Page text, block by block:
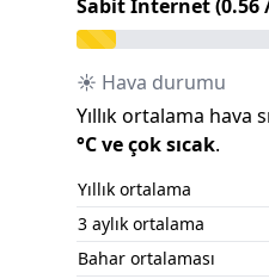
Sabit Internet (0.56
☀️ Hava durumu
Yıllık ortalama hava
°C veçok sıcak.
Yıllık ortalama
3 aylık ortalama
Bahar ortalaması